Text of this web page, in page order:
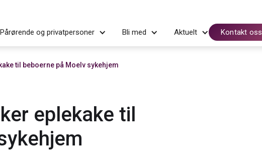
Pårørende og privatpersoner Bli med Aktuelt Kontakt oss
til beboerne på Moelv sykehjem
eplekake til